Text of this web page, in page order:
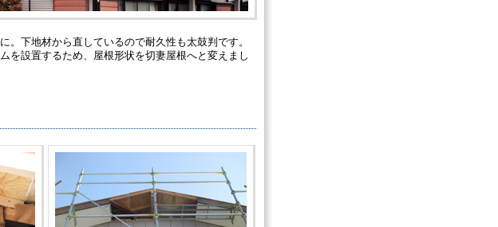
。下地材から直しているので耐久性も太鼓判です。
を設置するため、屋根形状を切妻屋根へと変えまし